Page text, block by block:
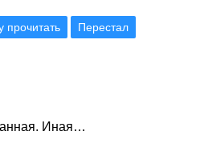
прочитать Перестал
Иная…